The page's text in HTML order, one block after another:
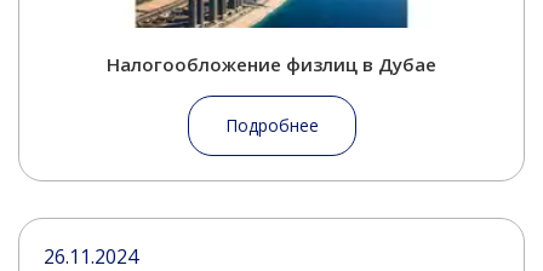
Налогообложение физлиц в Дубае
Подробнее
26.11.2024